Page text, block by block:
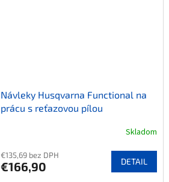
Návleky Husqvarna Functional na
prácu s reťazovou pílou
Skladom
€135,69 bez DPH
€166,90 DETAIL